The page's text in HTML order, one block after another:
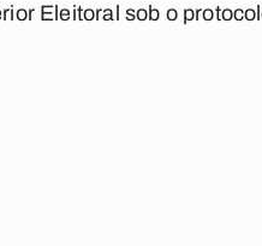
Eleitoral sob o